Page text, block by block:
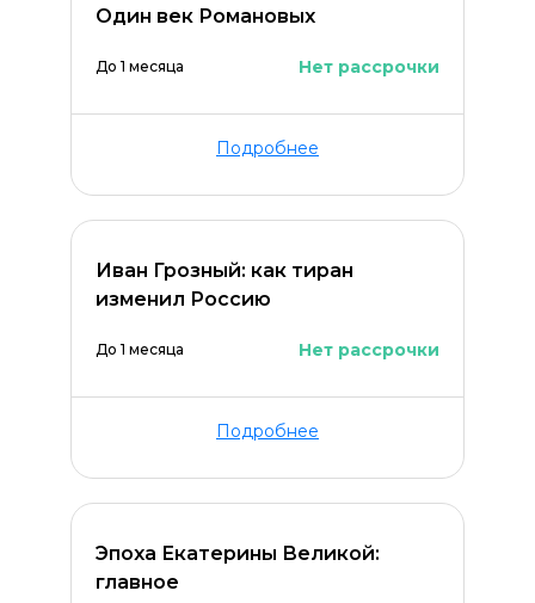
Один век Романовых
До 1 месяца Нет рассрочки
Подробнее
Иван Грозный: как тиран
изменил Россию
До 1 месяца Нет рассрочки
Подробнее
Эпоха Екатерины Великой:
главное
Оставить комментарий
ОСТАВИТЬ КОММЕНТАРИЙ